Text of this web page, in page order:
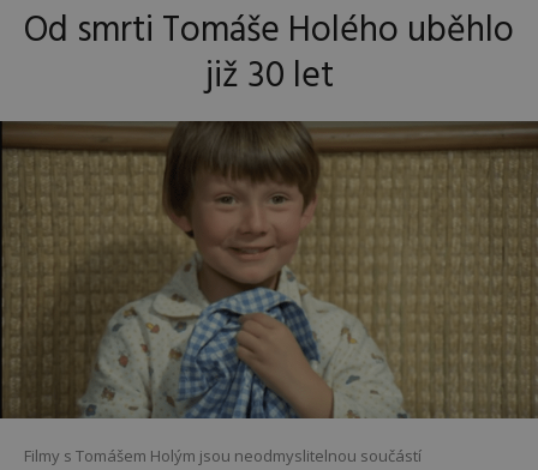
Od smrti Tomáše Holého uběhlo
již 30 let
Filmy s Tomášem Holým jsou neodmyslitelnou součástí